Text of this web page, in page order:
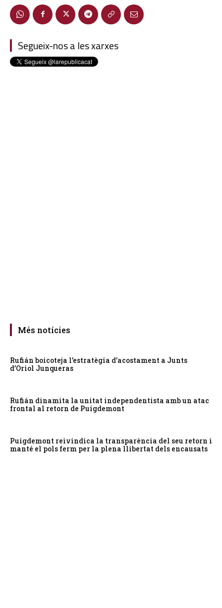
Segueix-nos a les xarxes
Més notícies
Rufián boicoteja l’estratègia d’acostament a Junts
d’Oriol Junqueras
Rufián dinamita la unitat independentista amb un atac
frontal al retorn de Puigdemont
Puigdemont reivindica la transparència del seu retorn i
manté el pols ferm per la plena llibertat dels encausats